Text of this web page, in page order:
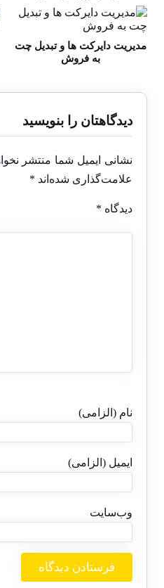
مدیریت دایرکت ها و تبدیل چت
به فروش
دیدگاهتان را بنویسید
نشانی ایمیل شما منتشر
علامت‌گذاری شده‌اند *
دیدگاه *
نام (الزامی)
ایمیل (الزامی)
وب‌سایت